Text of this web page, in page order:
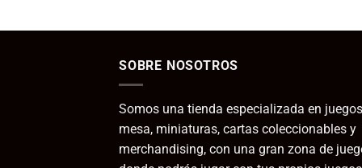
SOBRE NOSOTROS
Somos una tienda especializada en
mesa, miniaturas, cartas coleccionables y
merchandising, con una gran zona de